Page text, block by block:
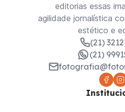
editorias essas
agilidade jornalística
estético e
(21)
(21)